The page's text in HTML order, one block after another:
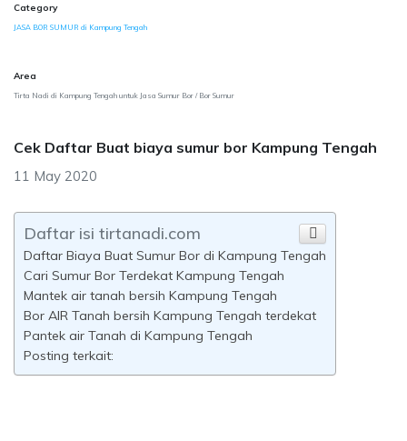
Category
JASA BOR SUMUR di Kampung Tengah
Area
Tirta Nadi di Kampung Tengah untuk Jasa Sumur Bor / Bor Sumur
Cek Daftar Buat biaya sumur bor Kampung Tengah
11 May 2020
Daftar isi tirtanadi.com
Daftar Biaya Buat Sumur Bor di Kampung Tengah
Cari Sumur Bor Terdekat Kampung Tengah
Mantek air tanah bersih Kampung Tengah
Bor AIR Tanah bersih Kampung Tengah terdekat
Pantek air Tanah di Kampung Tengah
Posting terkait: